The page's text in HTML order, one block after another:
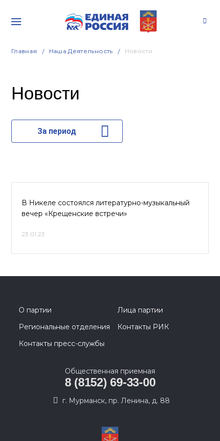
Главная Наша Деятельность Новости
Новости
За период
В Никеле состоялся литературно-музыкальный
вечер «Крещенские встречи»
23.01.23
О партии
Лица партии
Региональные отделения
Контакты РИК
Контакты пресс-службы
Общественная приемная
8 (8152) 69-33-00
г. Мурманск, пр. Ленина, д. 88